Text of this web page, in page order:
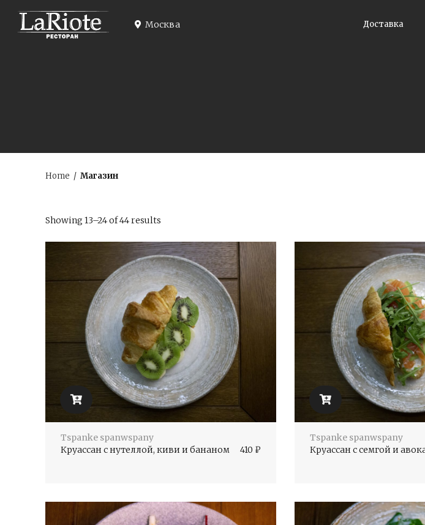
content
Москва Доставка
Home / Магазин
Showing 13–24 of 44 results
Tspanke spanwspany
Круассан с нутеллой, киви и бананом
410 ₽
Tspanke spanwspany
Круассан с семгой и